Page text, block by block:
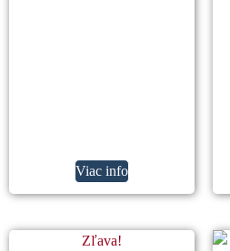
Viac info
Zľava!